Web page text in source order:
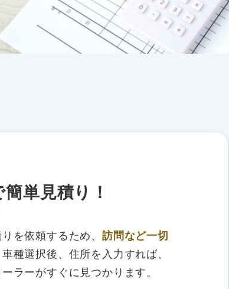
単見積り！
を依頼するため、 訪問など一切
車種選択後、住所を入力すれば、
ラーがすぐに見つかります。